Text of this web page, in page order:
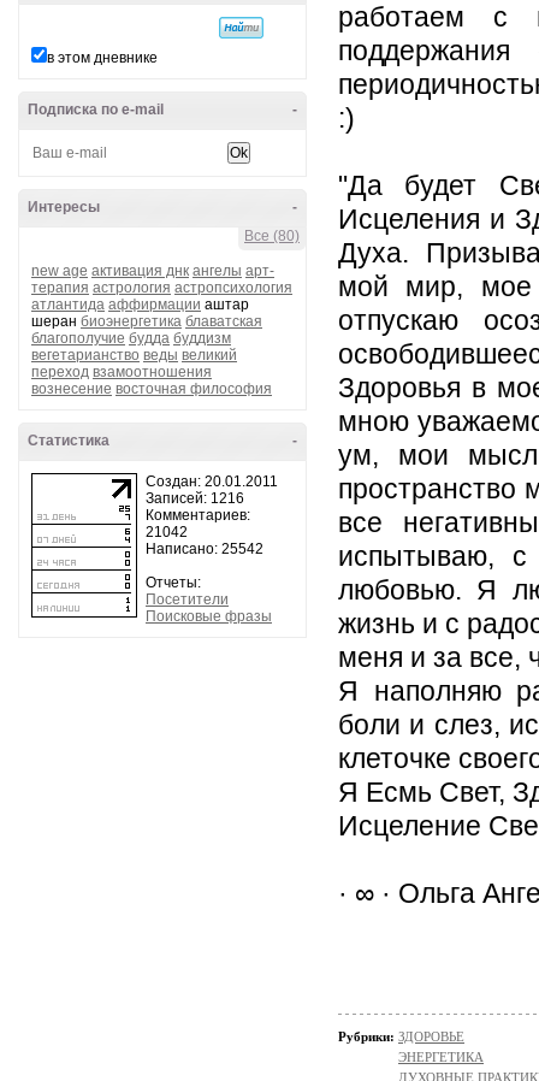
в этом дневнике
-
Подписка по e-mail
-
Интересы
Все (80)
new age активация днк ангелы арт-
терапия астрология астропсихология
атлантида аффирмации аштар
шеран биоэнергетика блаватская
благополучие будда буддизм
вегетарианство веды великий
переход взамоотношения
вознесение восточная философия
-
Статистика
Создан: 20.01.2011
Записей: 1216
Комментариев:
21042
Написано: 25542
Отчеты:
Посетители
Поисковые фразы
работаем с
:)
"Да будет
Исцеления и
Духа.
мой мир, мое
отпускаю
Здоровья в
мною
ум, мои
пространство
все
испытываю, с
любовью. Я
жизнь и с
меня и за все,
Я наполняю
боли и слез,
клеточке
Я Есмь Свет,
Исцеление
· ∞ · Ольга
Рубрики: ЗДОРОВЬЕ
ЭНЕРГЕТИКА
ДУХОВНЫЕ